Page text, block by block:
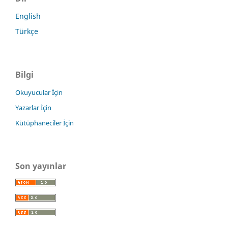
English
Türkçe
Bilgi
Okuyucular İçin
Yazarlar İçin
Kütüphaneciler İçin
Son yayınlar